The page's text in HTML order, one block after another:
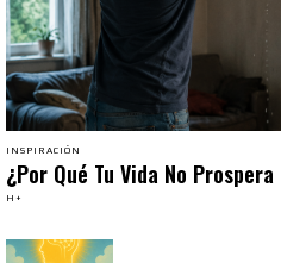
INSPIRACIÓN
¿Por Qué Tu Vida No
H+